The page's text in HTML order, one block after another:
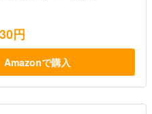
円
Amazonで購入